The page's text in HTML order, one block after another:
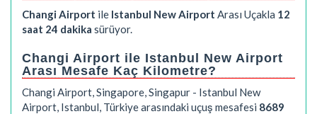
Changi Airport ile Istanbul New Airport Arası Uçakla 12
saat 24 dakika sürüyor.
Changi Airport ile Istanbul New Airport
Arası Mesafe Kaç Kilometre?
Changi Airport, Singapore, Singapur - Istanbul New
Airport, Istanbul, Türkiye arasındaki uçuş mesafesi 8689